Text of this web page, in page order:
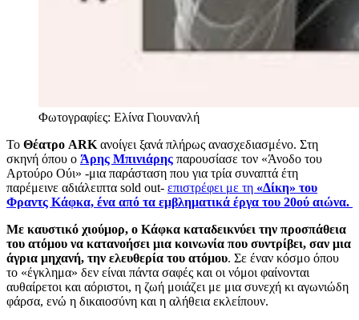
Φωτογραφίες: Ελίνα Γιουνανλή
Το Θέατρο ARK ανοίγει ξανά πλήρως ανασχεδιασμένο. Στη
σκηνή όπου ο Άρης Μπινιάρης παρουσίασε τον «Άνοδο του
Αρτούρο Ούι» -μια παράσταση που για τρία συναπτά έτη
παρέμεινε αδιάλειπτα sold out- επιστρέφει με τη «Δίκη» του
Φραντς Κάφκα, ένα από τα εμβληματικά έργα του 20ού αιώνα.
Με καυστικό χιούμορ, ο Κάφκα καταδεικνύει την προσπάθεια
του ατόμου να κατανοήσει μια κοινωνία που συντρίβει, σαν μια
άγρια μηχανή, την ελευθερία του ατόμου. Σε έναν κόσμο όπου
το «έγκλημα» δεν είναι πάντα σαφές και οι νόμοι φαίνονται
αυθαίρετοι και αόριστοι, η ζωή μοιάζει με μια συνεχή κι αγωνιώδη
φάρσα, ενώ η δικαιοσύνη και η αλήθεια εκλείπουν.